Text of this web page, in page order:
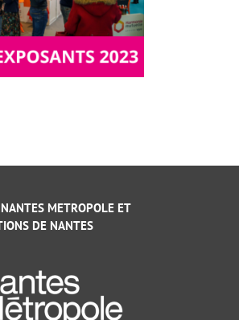
METROPOLE ET
DE NANTES